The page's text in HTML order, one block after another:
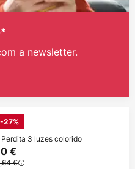
a newsletter.
27%
Perdita 3 luzes colorido
€
€